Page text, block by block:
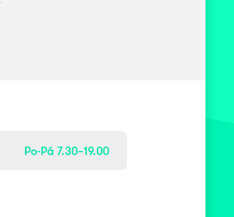
Po-Pá 7.30–19.00